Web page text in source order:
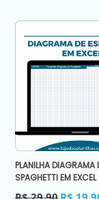
PLANILHA DIAGRAMA
SPAGHETTI EM EXCEL
Preço